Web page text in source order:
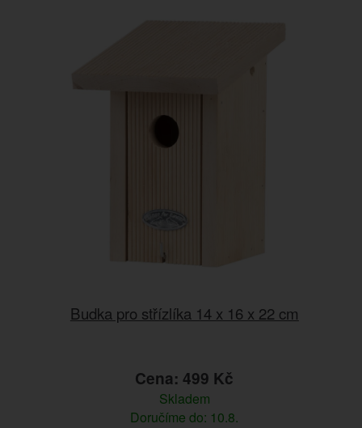
Budka pro střízlíka 14 x 16 x 22 cm
Cena: 499 Kč
Skladem
Doručíme do: 10.8.